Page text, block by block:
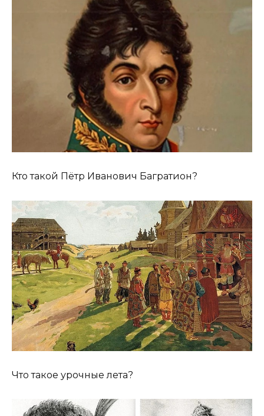
Кто такой Пётр Иванович Багратион?
Что такое урочные лета?